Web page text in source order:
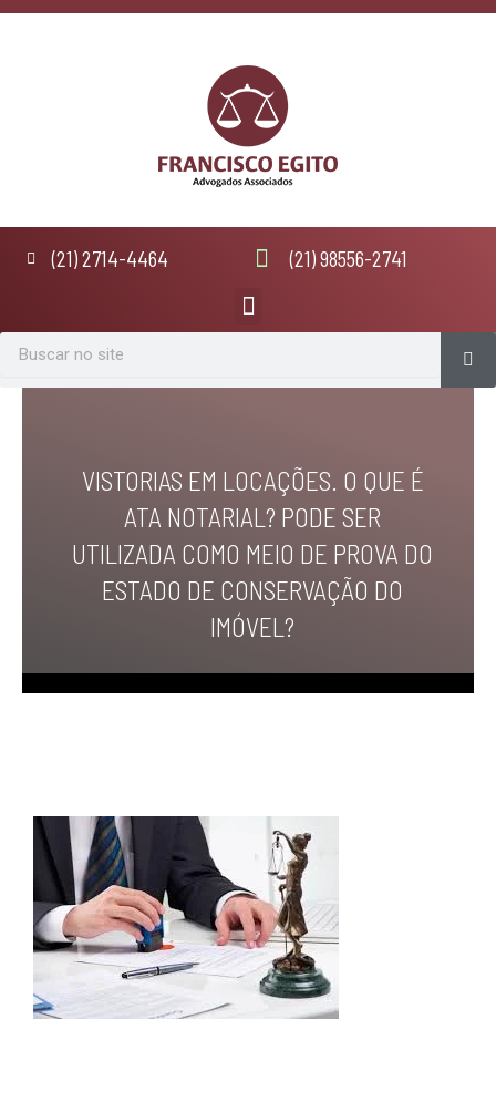
Ir
(21) 2714-4464 (21) 98556-2741
VISTORIAS EM LOCAÇÕES. O QUE É
ATA NOTARIAL? PODE SER
UTILIZADA COMO MEIO DE PROVA DO
ESTADO DE CONSERVAÇÃO DO
IMÓVEL?